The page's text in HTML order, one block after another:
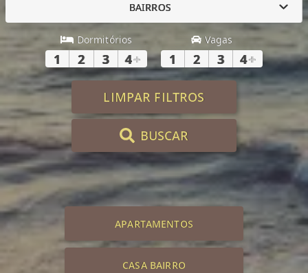
BAIRROS
Dormitórios
1 2 3 4+
Vagas
1 2 3 4+
LIMPAR FILTROS
BUSCAR
APARTAMENTOS
CASA BAIRRO